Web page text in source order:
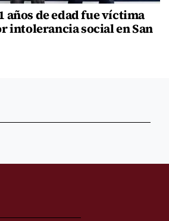
años de edad fue víctima
intolerancia social en San